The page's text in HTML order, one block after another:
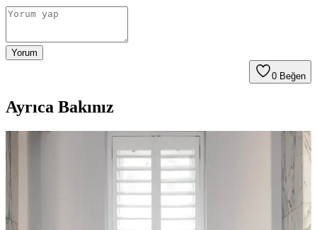
Yorum
0 Beğen
Ayrıca Bakınız
Bella Halılar: Estetik ve Dayanıklılığıyla İç
Mekânlara Şıklık Katan Çözüm
Bella halılar, çeşitli tasarım ve malzeme seçenekleriyle iç mekânlara
estetik ve dayanıklılık kazandırır. Kullanım alanlarına uygun bakım
ipuçlarıyla uzun ömür sağlar.